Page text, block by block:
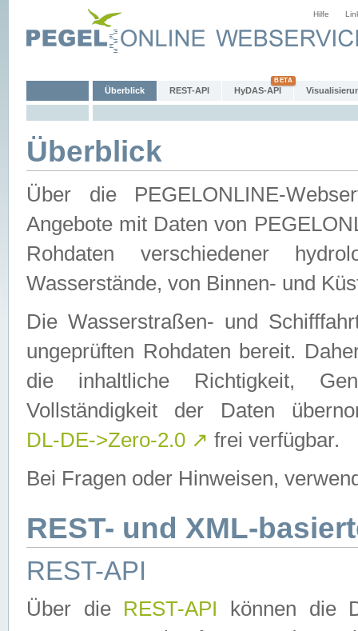
Hilfe
Überblick REST-API HyDAS-API
Überblick
Über die PEGELONLINE-
Angebote mit Daten von
Rohdaten verschiedener
Wasserstände, von Binnen- und
Die Wasserstraßen- und
ungeprüften Rohdaten bereit.
die inhaltliche Richtigkeit,
Vollständigkeit der Daten
DL-DE->Zero-2.0 ↗ frei verfügbar.
Bei Fragen oder Hinweisen,
REST- und XML-
REST-API
Über die REST-API können die